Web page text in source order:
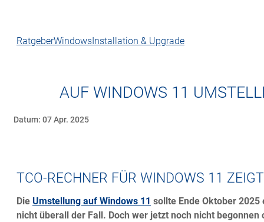
RatgeberWindowsInstallation & Upgrade
AUF WINDOWS 11
Datum: 07 Apr. 2025
TCO-RECHNER FÜR WINDOWS 11
Die Umstellung auf Windows 11 sollte Ende Oktober
nicht überall der Fall. Doch wer jetzt noch nicht